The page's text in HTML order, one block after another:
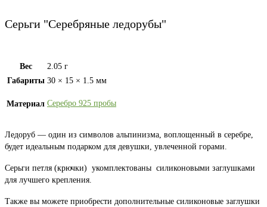
Серьги "Серебряные ледорубы"
Вес
2.05 г
Габариты 30 × 15 × 1.5 мм
Материал Серебро 925 пробы
Ледоруб — один из символов альпинизма, воплощенный в серебре,
будет идеальным подарком для девушки, увлеченной горами.
Серьги петля (крючки) укомплектованы силиконовыми заглушками
для лучшего крепления.
Также вы можете приобрести дополнительные силиконовые заглушки